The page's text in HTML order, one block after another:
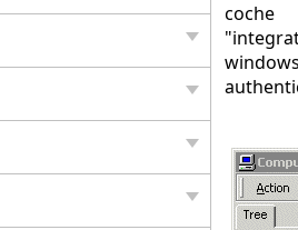
coche